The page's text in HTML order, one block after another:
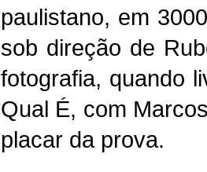
paulistano, em
sob direção de
fotografia, quando
Qual É, com
placar da prova.